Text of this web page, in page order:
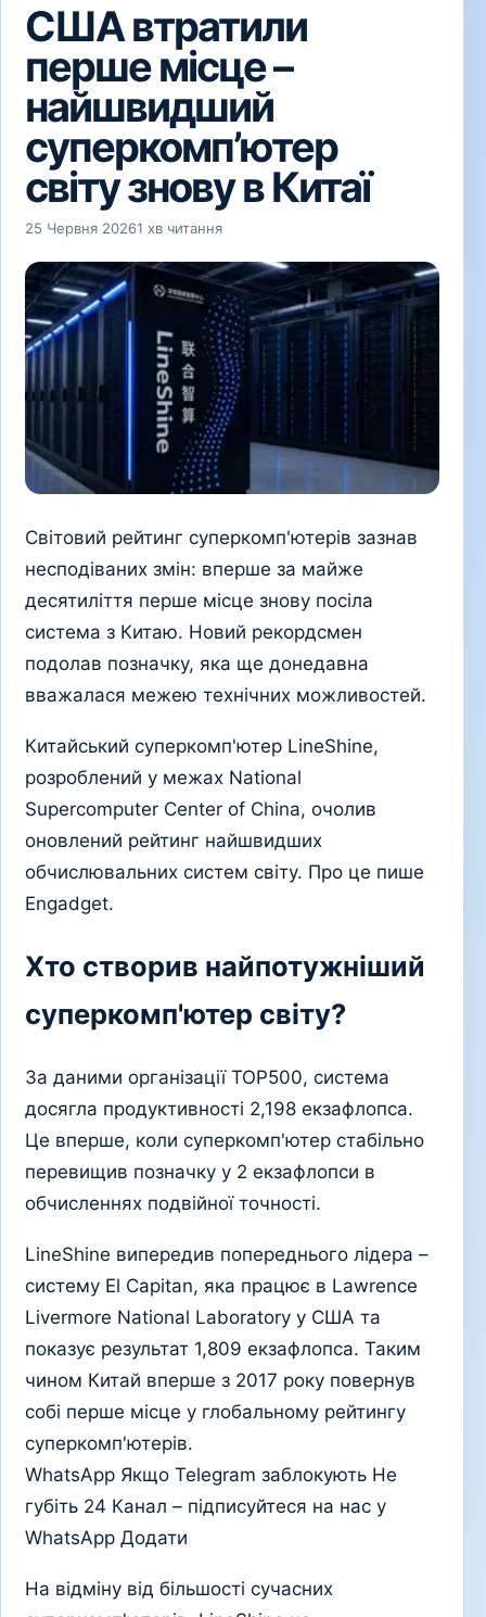
США втратили
перше місце –
найшвидший
суперкомп’ютер
світу знову в Китаї
25 Червня 20261 хв читання
Світовий рейтинг суперкомп'ютерів зазнав
несподіваних змін: вперше за майже
десятиліття перше місце знову посіла
система з Китаю. Новий рекордсмен
подолав позначку, яка ще донедавна
вважалася межею технічних можливостей.
Китайський суперкомп'ютер LineShine,
розроблений у межах National
Supercomputer Center of China, очолив
оновлений рейтинг найшвидших
обчислювальних систем світу. Про це пише
Engadget.
Хто створив найпотужніший
суперкомп'ютер світу?
За даними організації TOP500, система
досягла продуктивності 2,198 екзафлопса.
Це вперше, коли суперкомп'ютер стабільно
перевищив позначку у 2 екзафлопси в
обчисленнях подвійної точності.
LineShine випередив попереднього лідера –
систему El Capitan, яка працює в Lawrence
Livermore National Laboratory у США та
показує результат 1,809 екзафлопса. Таким
чином Китай вперше з 2017 року повернув
собі перше місце у глобальному рейтингу
суперкомп'ютерів.
WhatsApp Якщо Telegram заблокують Не
губіть 24 Канал – підписуйтеся на нас у
WhatsApp Додати
На відміну від більшості сучасних